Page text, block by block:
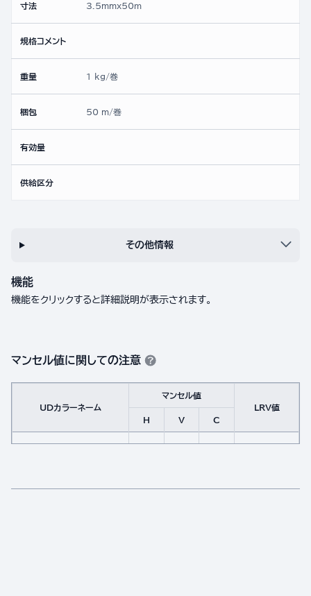
寸法 3.5mmx50ｍ
規格コメント
重量 1 kg/巻
梱包 50 m/巻
有効量
供給区分
その他情報
機能
機能をクリックすると詳細説明が表示されます。
マンセル値に関しての注意
UDカラーネーム
マンセル値
LRV値
H
V C